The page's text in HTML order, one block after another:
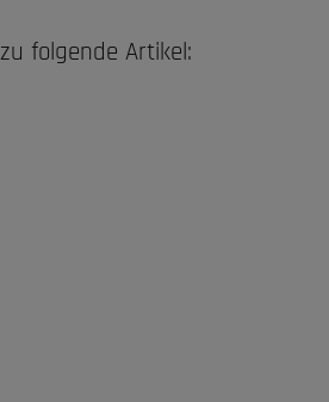
folgende Artikel: